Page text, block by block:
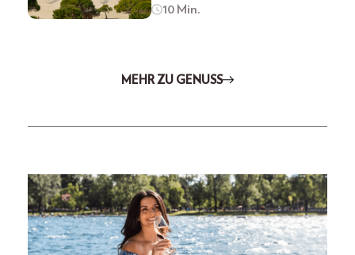
10 Min.
MEHR ZU GENUSS